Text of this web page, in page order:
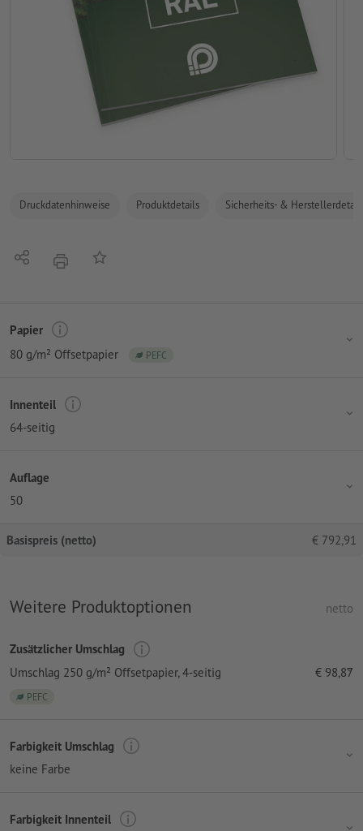
Druckdatenhinweise Produktdetails Sicherheits- &
Teilen DruckenAuf die Merkliste
Papier
80 g/m² Offsetpapier
PEFC
Innenteil
64-seitig
Auflage
50
Basispreis (netto) € 792,91
Weitere Produktoptionen netto
Zusätzlicher Umschlag
Umschlag 250 g/m² Offsetpapier, 4-seitig
PEFC
€ 98,87
Farbigkeit Umschlag
keine Farbe
Farbigkeit Innenteil